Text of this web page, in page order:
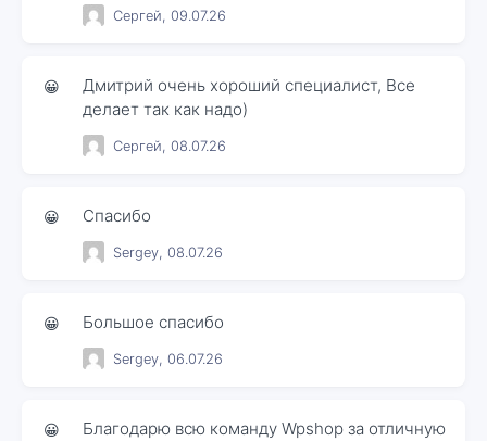
Сергей, 09.07.26
😀
Дмитрий очень хороший специалист, Все
делает так как надо)
Сергей, 08.07.26
😀 Спасибо
Sergey, 08.07.26
😀 Большое спасибо
Sergey, 06.07.26
😀
Благодарю всю команду Wpshop за отличную